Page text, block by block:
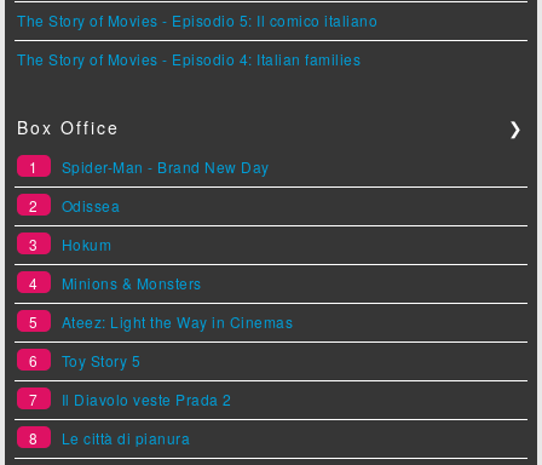
The Story of Movies - Episodio 5: Il comico italiano
The Story of Movies - Episodio 4: Italian families
Box Office ❯
1
Spider-Man - Brand New Day
2
Odissea
3
Hokum
4
Minions & Monsters
5
Ateez: Light the Way in Cinemas
6
Toy Story 5
7
Il Diavolo veste Prada 2
8
Le città di pianura